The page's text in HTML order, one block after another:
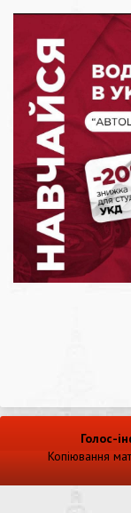
Голос-
Копіювання